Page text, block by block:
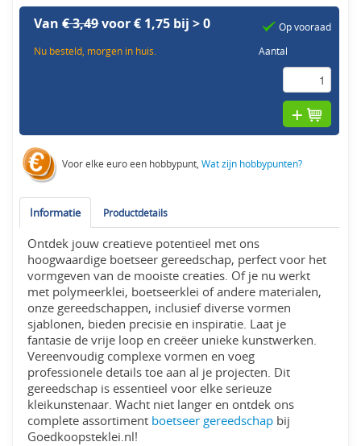
Van€ 3,49voor € 1,75 bij > 0
Nu besteld, morgen in huis.
Op vooraad
Aantal
Voor elke euro een hobbypunt,Wat zijn hobbypunten?
Informatie Productdetails
Ontdek jouw creatieve potentieel met ons
hoogwaardige boetseer gereedschap, perfect voor het
vormgeven van de mooiste creaties. Of je nu werkt
met polymeerklei, boetseerklei of andere materialen,
onze gereedschappen, inclusief diverse vormen
sjablonen, bieden precisie en inspiratie. Laat je
fantasie de vrije loop en creëer unieke kunstwerken.
Vereenvoudig complexe vormen en voeg
professionele details toe aan al je projecten. Dit
gereedschap is essentieel voor elke serieuze
kleikunstenaar. Wacht niet langer en ontdek ons
complete assortiment boetseer gereedschap bij
Goedkoopsteklei.nl!